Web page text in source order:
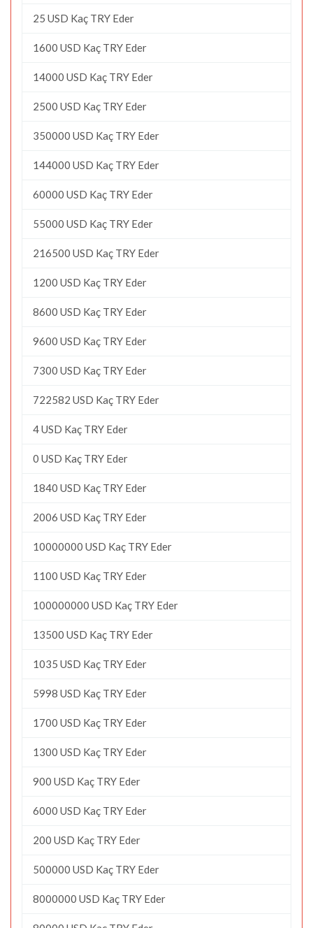
25 USD Kaç TRY Eder
1600 USD Kaç TRY Eder
14000 USD Kaç TRY Eder
2500 USD Kaç TRY Eder
350000 USD Kaç TRY Eder
144000 USD Kaç TRY Eder
60000 USD Kaç TRY Eder
55000 USD Kaç TRY Eder
216500 USD Kaç TRY Eder
1200 USD Kaç TRY Eder
8600 USD Kaç TRY Eder
9600 USD Kaç TRY Eder
7300 USD Kaç TRY Eder
722582 USD Kaç TRY Eder
4 USD Kaç TRY Eder
0 USD Kaç TRY Eder
1840 USD Kaç TRY Eder
2006 USD Kaç TRY Eder
10000000 USD Kaç TRY Eder
1100 USD Kaç TRY Eder
100000000 USD Kaç TRY Eder
13500 USD Kaç TRY Eder
1035 USD Kaç TRY Eder
5998 USD Kaç TRY Eder
1700 USD Kaç TRY Eder
1300 USD Kaç TRY Eder
900 USD Kaç TRY Eder
6000 USD Kaç TRY Eder
200 USD Kaç TRY Eder
500000 USD Kaç TRY Eder
8000000 USD Kaç TRY Eder